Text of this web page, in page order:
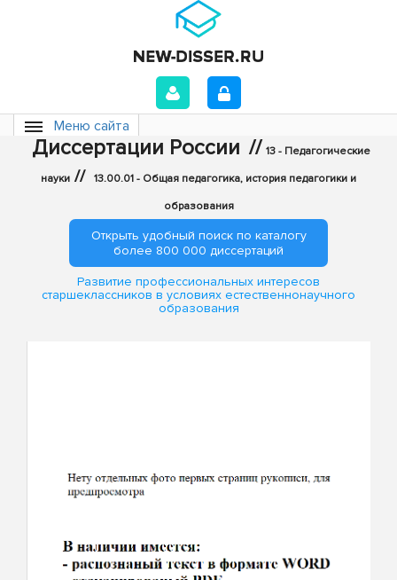
Меню сайта
Диссертации России // 13 - Педагогические
науки // 13.00.01 - Общая педагогика, история педагогики и
образования
Открыть удобный поиск по каталогу
более 800 000 диссертаций
Развитие профессиональных интересов
старшеклассников в условиях естественнонаучного
образования